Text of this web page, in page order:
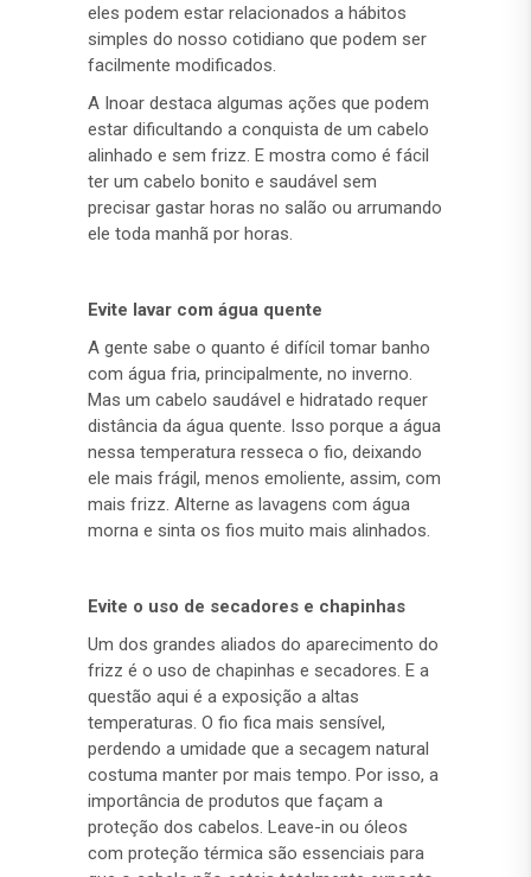
eles podem estar relacionados a hábitos
simples do nosso cotidiano que podem ser
facilmente modificados.
A Inoar destaca algumas ações que podem
estar dificultando a conquista de um cabelo
alinhado e sem frizz. E mostra como é fácil
ter um cabelo bonito e saudável sem
precisar gastar horas no salão ou arrumando
ele toda manhã por horas.
Evite lavar com água quente
A gente sabe o quanto é difícil tomar banho
com água fria, principalmente, no inverno.
Mas um cabelo saudável e hidratado requer
distância da água quente. Isso porque a água
nessa temperatura resseca o fio, deixando
ele mais frágil, menos emoliente, assim, com
mais frizz. Alterne as lavagens com água
morna e sinta os fios muito mais alinhados.
Evite o uso de secadores e chapinhas
Um dos grandes aliados do aparecimento do
frizz é o uso de chapinhas e secadores. E a
questão aqui é a exposição a altas
temperaturas. O fio fica mais sensível,
perdendo a umidade que a secagem natural
costuma manter por mais tempo. Por isso, a
importância de produtos que façam a
proteção dos cabelos. Leave-in ou óleos
com proteção térmica são essenciais para